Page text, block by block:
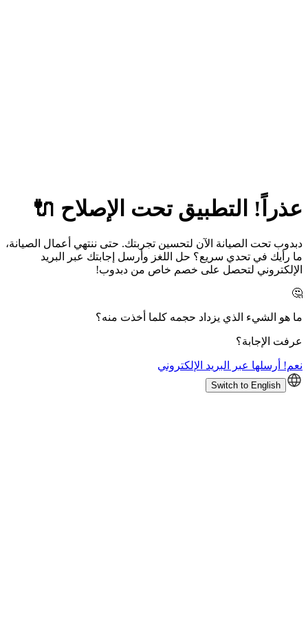
عذراً! التطبيق تحت الإصلاح 🔌
دبدوب تحت الصيانة الآن لتحسين تجربتك. حتى ننتهي أعمال الصيانة،
ما رأيك في تحدي سريع؟ حل اللغز وأرسل إجابتك عبر البريد
الإلكتروني لتحصل على خصم خاص من دبدوب!
🤔
ما هو الشيء الذي يزداد حجمه كلما أخذت منه؟
عرفت الإجابة؟
نعم! أرسلها عبر البريد الإلكتروني
Switch to English